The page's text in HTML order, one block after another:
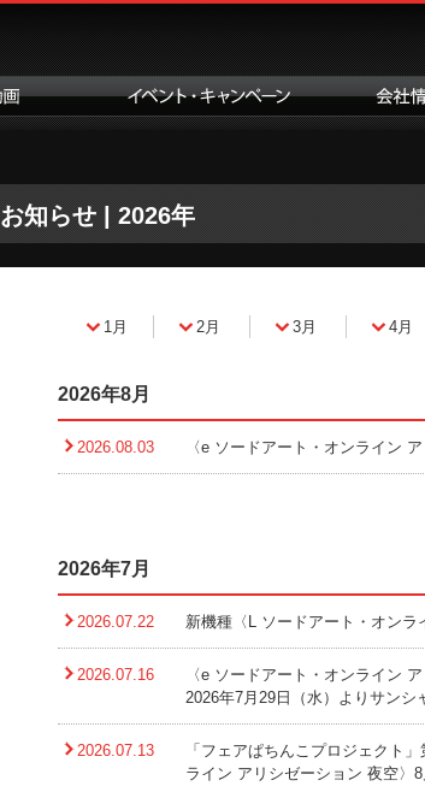
お知らせ | 2026年
1月 2月 3月 4月
2026年8月
2026.08.03 〈e ソードアート・オンライン
2026年7月
2026.07.22 新機種〈L ソードアート・オン
2026.07.16
〈e ソードアート・オンライン
2026年7月29日（水）よりサン
2026.07.13
「フェアぱちんこプロジェクト
ライン アリシゼーション 夜空〉